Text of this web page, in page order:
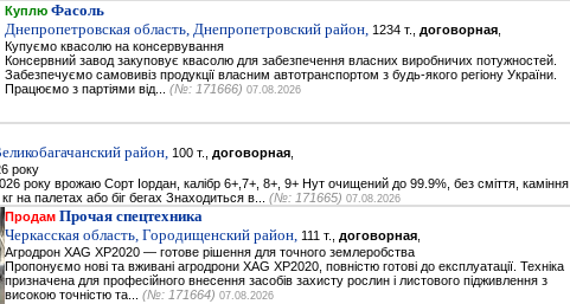
Куплю Фасоль
Днепропетровская область, Днепропетровский район, 1234 т., договорная
Купуємо квасолю на консервування
Консервний завод закуповує квасолю для забезпечення власних виробничих потужностей.
Забезпечуємо самовивіз продукції власним автотранспортом з будь-якого регіону України.
Працюємо з партіями від... (№: 171666) 07.08.2026
район, 100 т., договорная
року
року врожаю Сорт Іордан, калібр 6+,7+, 8+, 9+ Нут очищений до 99.9%, без сміття,
на палетах або біг бегах Знаходиться в... (№: 171665) 07.08.2026
Продам Прочая спецтехника
Черкасская область, Городищенский район, 111 т., договорная
Агродрон XAG XP2020 — готове рішення для точного землеробства
Пропонуємо нові та вживані агродрони XAG XP2020, повністю готові до експлуатації. Техніка
призначена для професійного внесення засобів захисту рослин і листового підживлення з
високою точністю та... (№: 171664) 07.08.2026